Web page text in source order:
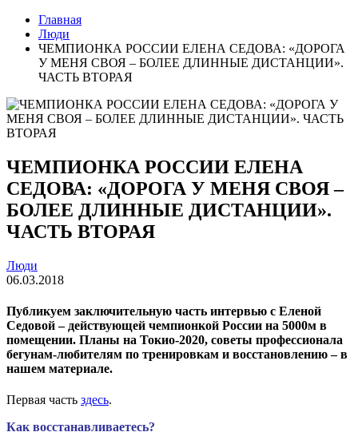
Главная
Люди
ЧЕМПИОНКА РОССИИ ЕЛЕНА СЕДОВА: «ДОРОГА
У МЕНЯ СВОЯ – БОЛЕЕ ДЛИННЫЕ ДИСТАНЦИИ».
ЧАСТЬ ВТОРАЯ
ЧЕМПИОНКА РОССИИ ЕЛЕНА
СЕДОВА: «ДОРОГА У МЕНЯ СВОЯ –
БОЛЕЕ ДЛИННЫЕ ДИСТАНЦИИ».
ЧАСТЬ ВТОРАЯ
Люди
06.03.2018
Публикуем заключительную часть интервью с Еленой
Седовой – действующей чемпионкой России на 5000м в
помещении. Планы на Токио-2020, советы профессионала
бегунам-любителям по тренировкам и восстановлению – в
нашем материале.
Первая часть здесь.
Как восстанавливаетесь?